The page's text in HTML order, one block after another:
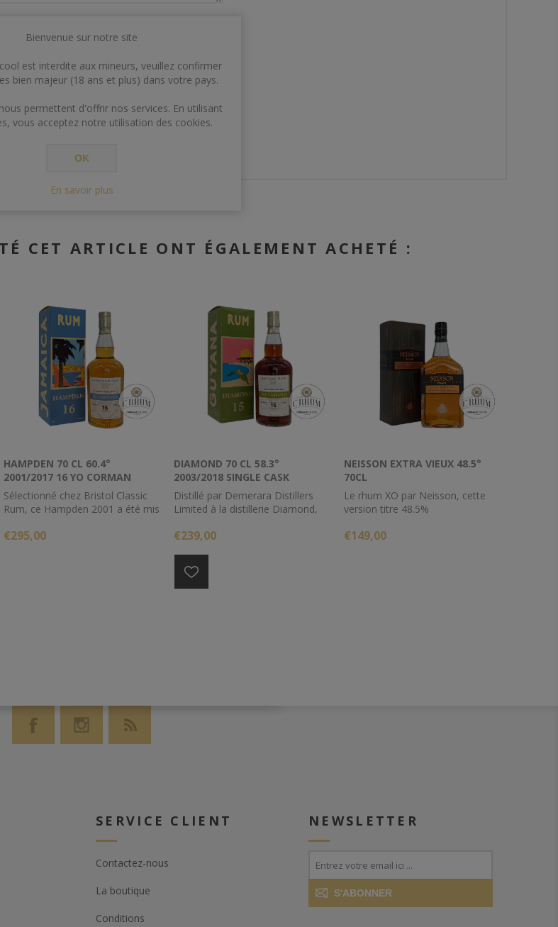
CET ARTICLE ONT ÉGALEMENT ACHETÉ :
HAMPDEN 70 CL 60.4°
2001/2017 16 YO CORMAN
COLLINS
Sélectionné chez Bristol Classic
Rum, ce Hampden 2001 a été mis
âgé de 16 ans en climat
€295,00
DIAMOND 70 CL 58.3°
2003/2018 SINGLE CASK
CORMAN COLLINS
Distillé par Demerara Distillers
Limited à la distillerie Diamond,
ans titre 58.3%.
€239,00
NEISSON EXTRA VIEUX 48.5°
70CL
Le rhum XO par Neisson, cette
version titre 48.5%
Cette cuvée XO est le symbole de
€149,00
SERVICE CLIENT
Contactez-nous
La boutique
Conditions
NEWSLETTER
S'ABONNER
Bienvenue sur notre site
est interdite aux mineurs, veuillez confirmer
bien majeur (18 ans et plus) dans votre pays.
permettent d'offrir nos services. En utilisant
vous acceptez notre utilisation des cookies.
OK
En savoir plus